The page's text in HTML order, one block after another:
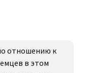
отношению к
в этом